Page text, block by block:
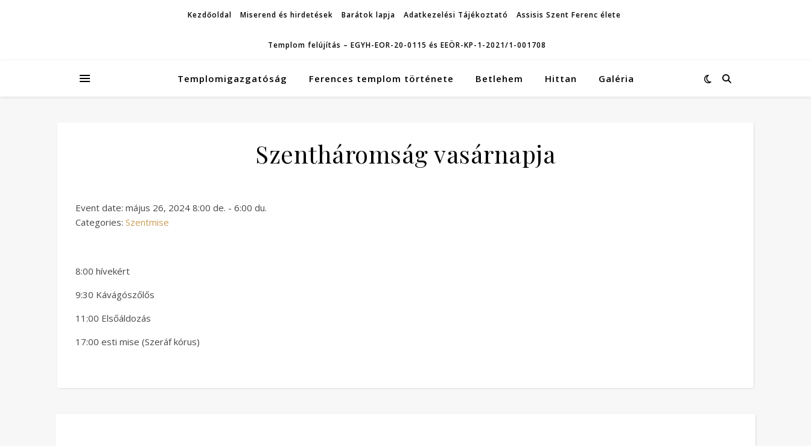
Kezdőoldal Miserend és hirdetések Barátok lapja Adatkezelési Tájékoztató Assisis Szent Ferenc élete
Templom felújítás – EGYH-EOR-20-0115 és EEÖR-KP-1-2021/1-001708
Templomigazgatóság Ferences templom története Betlehem Hittan Galéria
Szentháromság vasárnapja
Event date: május 26, 2024 8:00 de. - 6:00 du.
Categories: Szentmise
8:00 hívekért
9:30 Kávágószőlős
11:00 Elsőáldozás
17:00 esti mise (Szeráf kórus)